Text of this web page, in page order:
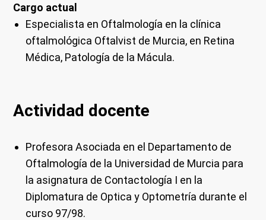
Cargo actual
Especialista en Oftalmología en la clínica
oftalmológica Oftalvist de Murcia, en Retina
Médica, Patología de la Mácula.
Actividad docente
Profesora Asociada en el Departamento de
Oftalmología de la Universidad de Murcia para
la asignatura de Contactología I en la
Diplomatura de Optica y Optometría durante el
curso 97/98.